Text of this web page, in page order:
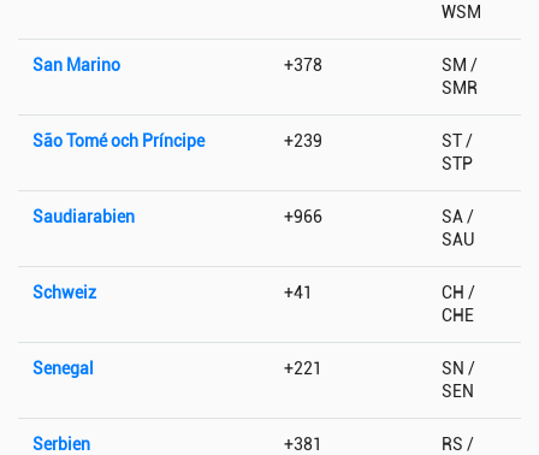
WSM
San Marino +378
SM /
SMR
São Tomé och Príncipe +239
ST /
STP
Saudiarabien +966
SA /
SAU
Schweiz +41
CH /
CHE
Senegal +221
SN /
SEN
Serbien +381
RS /